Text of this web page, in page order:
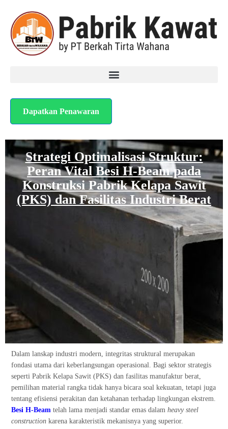
Dapatkan Penawaran
Strategi Optimalisasi Struktur:
Peran Vital Besi H-Beam pada
Konstruksi Pabrik Kelapa Sawit
(PKS) dan Fasilitas Industri Berat
Dalam lanskap industri modern, integritas struktural merupakan
fondasi utama dari keberlangsungan operasional. Bagi sektor strategis
seperti Pabrik Kelapa Sawit (PKS) dan fasilitas manufaktur berat,
pemilihan material rangka tidak hanya bicara soal kekuatan, tetapi juga
tentang efisiensi perakitan dan ketahanan terhadap lingkungan ekstrem.
Besi H-Beam telah lama menjadi standar emas dalam heavy steel
construction karena karakteristik mekanisnya yang superior.